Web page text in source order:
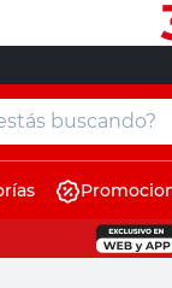
buscando?